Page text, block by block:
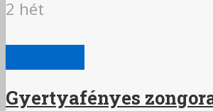
2 hét
Gyertyafényes